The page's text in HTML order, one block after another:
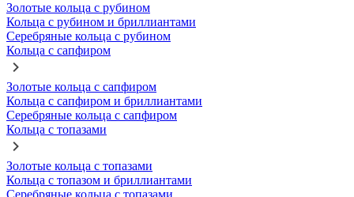
Золотые кольца с рубином
Кольца с рубином и бриллиантами
Серебряные кольца с рубином
Кольца с сапфиром
Золотые кольца с сапфиром
Кольца с сапфиром и бриллиантами
Серебряные кольца с сапфиром
Кольца с топазами
Золотые кольца с топазами
Кольца с топазом и бриллиантами
Серебряные кольца с топазами